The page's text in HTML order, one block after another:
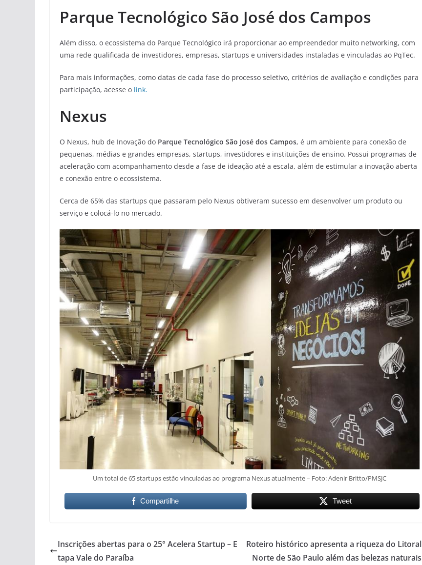
Parque Tecnológico São José dos Campos
Além disso, o ecossistema do Parque Tecnológico irá proporcionar ao empreendedor muito networking, com
uma rede qualificada de investidores, empresas, startups e universidades instaladas e vinculadas ao PqTec.
Para mais informações, como datas de cada fase do processo seletivo, critérios de avaliação e condições para
participação, acesse o link.
Nexus
O Nexus, hub de Inovação do Parque Tecnológico São José dos Campos, é um ambiente para conexão de
pequenas, médias e grandes empresas, startups, investidores e instituições de ensino. Possui programas de
aceleração com acompanhamento desde a fase de ideação até a escala, além de estimular a inovação aberta
e conexão entre o ecossistema.
Cerca de 65% das startups que passaram pelo Nexus obtiveram sucesso em desenvolver um produto ou
serviço e colocá-lo no mercado.
Um total de 65 startups estão vinculadas ao programa Nexus atualmente – Foto: Adenir Britto/PMSJC
Compartilhe Tweet
Inscrições abertas para o 25° Acelera Startup – E
tapa Vale do Paraíba
Roteiro histórico apresenta a riqueza do Litoral
Norte de São Paulo além das belezas naturais